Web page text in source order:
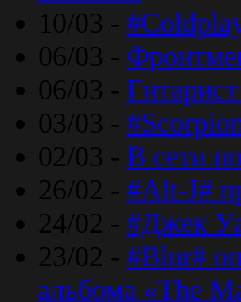
10/03 -
06/03 -
06/03 -
03/03 -
02/03 - В сети
26/02 - #Alt-J#
24/02 - #Джек
23/02 - #Blur#
альбома «The